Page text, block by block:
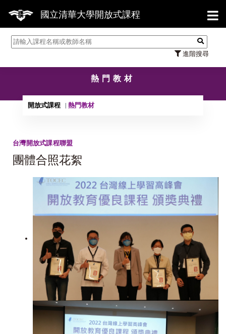
國立清華大學開放式課程
進階搜尋
【
熱門教材
開放式課程 熱門教材
台灣開放式課程聯盟
團體合照花絮